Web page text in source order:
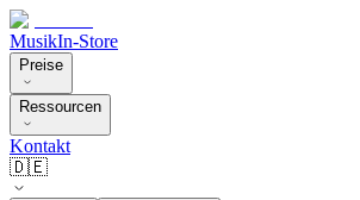
MusikIn-Store
Preise
Ressourcen
Kontakt
🇩🇪